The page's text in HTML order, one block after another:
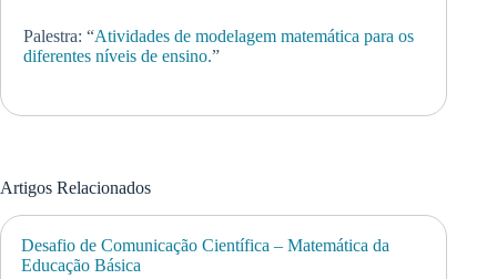
Palestra: “Atividades de modelagem matemática para os
diferentes níveis de ensino.”
Artigos Relacionados
Desafio de Comunicação Científica – Matemática da
Educação Básica